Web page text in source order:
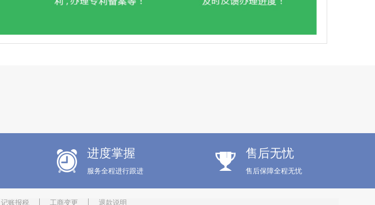
进度掌握
服务全程进行跟进
售后无忧
售后保障全程无忧
记账报税 工商变更 退款说明